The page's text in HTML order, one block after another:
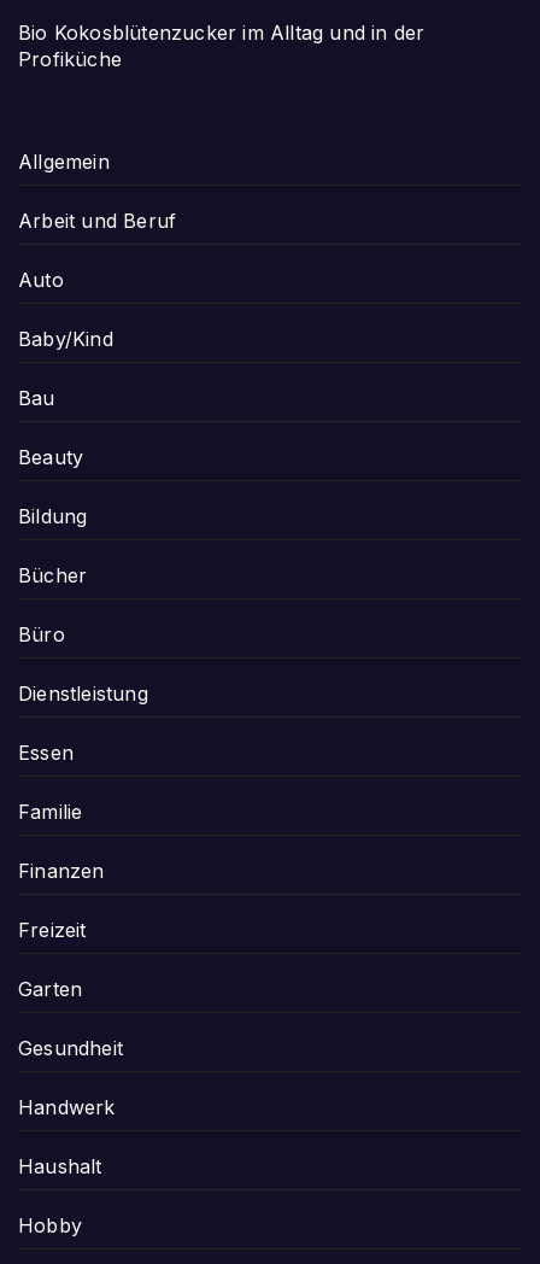
Bio Kokosblütenzucker im Alltag und in der
Profiküche
Allgemein
Arbeit und Beruf
Auto
Baby/Kind
Bau
Beauty
Bildung
Bücher
Büro
Dienstleistung
Essen
Familie
Finanzen
Freizeit
Garten
Gesundheit
Handwerk
Haushalt
Hobby